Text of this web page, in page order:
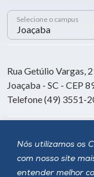
Nós utilizamos os
com nosso site
entender melhor
Selecione o campus
Rua Getúlio Vargas,
Joaçaba - SC - CEP
Telefone (49) 3551-
Siga a